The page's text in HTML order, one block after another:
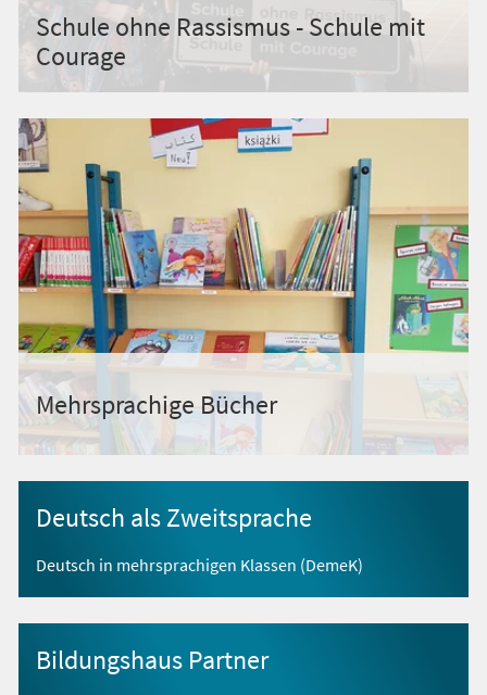
Schule ohne Rassismus - Schule mit
Courage
Mehrsprachige Bücher
Deutsch als Zweitsprache
Deutsch in mehrsprachigen Klassen (DemeK)
Bildungshaus Partner